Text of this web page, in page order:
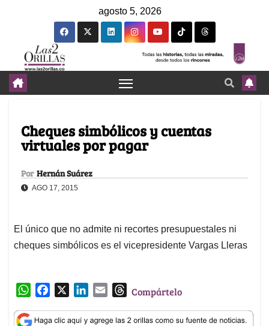
agosto 5, 2026
Cheques simbólicos y cuentas
virtuales por pagar
Por Hernán Suárez
AGO 17, 2015
El único que no admite ni recortes presupuestales ni
cheques simbólicos es el vicepresidente Vargas Lleras
W
a
c
n
a
T
r
Compártelo